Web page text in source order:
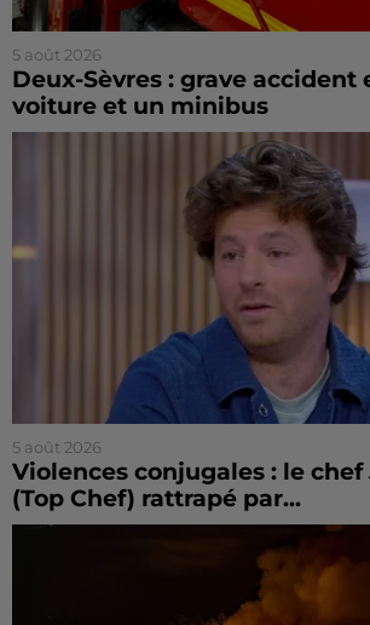
5 août 2026
Deux-Sèvres : grave accident
voiture et un minibus
5 août 2026
Violences conjugales : le
(Top Chef) rattrapé par...